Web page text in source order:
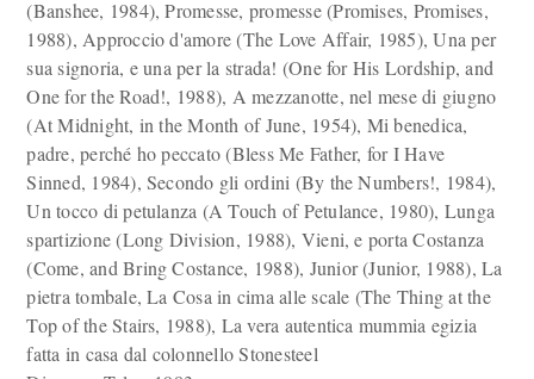
(Banshee, 1984), Promesse, promesse (Promises, Promises,
1988), Approccio d'amore (The Love Affair, 1985), Una per
sua signoria, e una per la strada! (One for His Lordship, and
One for the Road!, 1988), A mezzanotte, nel mese di giugno
(At Midnight, in the Month of June, 1954), Mi benedica,
padre, perché ho peccato (Bless Me Father, for I Have
Sinned, 1984), Secondo gli ordini (By the Numbers!, 1984),
Un tocco di petulanza (A Touch of Petulance, 1980), Lunga
spartizione (Long Division, 1988), Vieni, e porta Costanza
(Come, and Bring Costance, 1988), Junior (Junior, 1988), La
pietra tombale, La Cosa in cima alle scale (The Thing at the
Top of the Stairs, 1988), La vera autentica mummia egizia
fatta in casa dal colonnello Stonesteel